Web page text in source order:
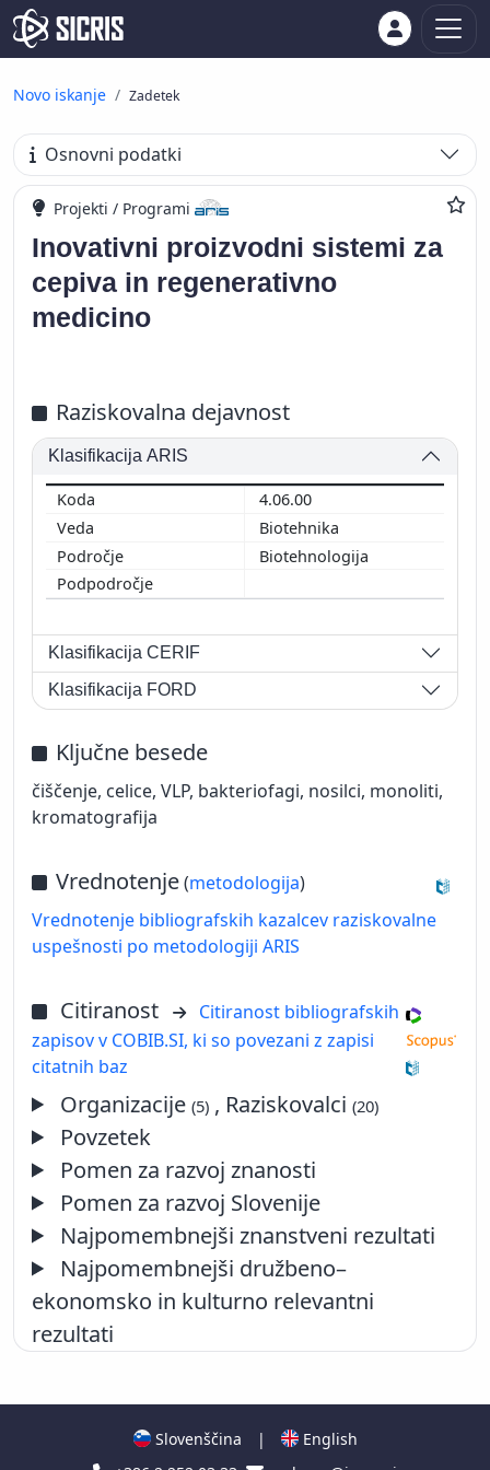
Novo iskanje Zadetek
Osnovni podatki
Projekti / Programi
Inovativni proizvodni sistemi za
cepiva in regenerativno
medicino
Raziskovalna dejavnost
Klasifikacija ARIS
4.06.00
Biotehnika
Biotehnologija
Klasifikacija CERIF
Klasifikacija FORD
Ključne besede
čiščenje, celice, VLP, bakteriofagi, nosilci, monoliti,
kromatografija
Vrednotenje(metodologija)
Vrednotenje bibliografskih kazalcev raziskovalne
uspešnosti po metodologiji ARIS
Citiranost
Citiranost bibliografskih
zapisov v COBIB.SI, ki so povezani z zapisi
citatnih baz
Organizacije(5) , Raziskovalci(20)
Povzetek
Pomen za razvoj znanosti
Pomen za razvoj Slovenije
Najpomembnejši znanstveni rezultati
Najpomembnejši družbeno–
ekonomsko in kulturno relevantni
rezultati
Slovenščina |
English